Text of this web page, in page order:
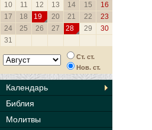
10
11 12 13 14 15
16
17
18 19 20 21 22
23
24
25 26 27 28 29
30
31
Ст. ст.
Нов. ст.
Календарь
Библия
Молитвы